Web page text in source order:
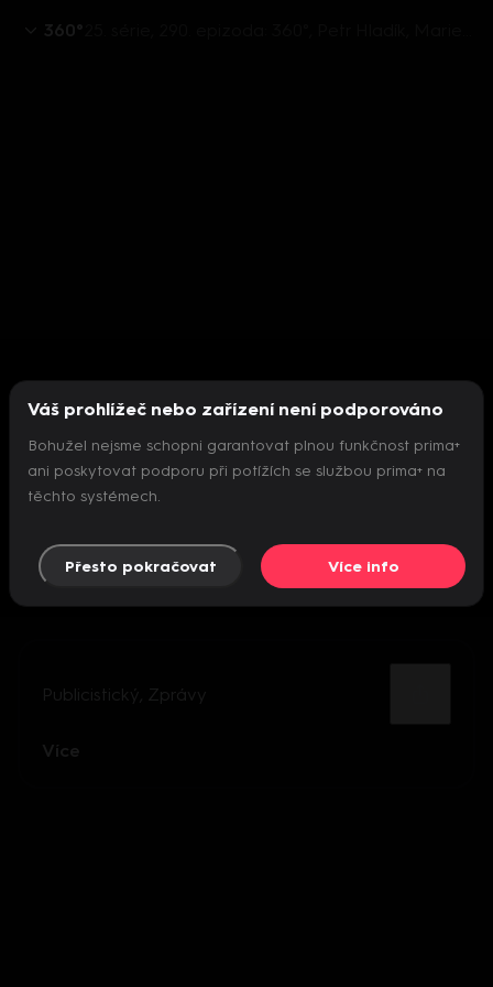
360°
Nepodařilo se inicializovat přehrávač
Publicistický Zprávy
Více
Váš prohlížeč nebo zařízení není podporováno
Bohužel nejsme schopni garantovat plnou funkčnost prima+
ani poskytovat podporu při potížích se službou prima+ na
těchto systémech.
Přesto pokračovat Více info